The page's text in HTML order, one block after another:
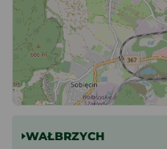
WAŁBRZYCH